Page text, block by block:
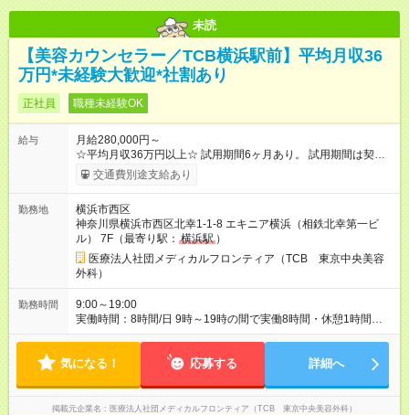
未読
【美容カウンセラー／TCB横浜駅前】平均月収36
万円*未経験大歓迎*社割あり
正社員 職種未経験OK
給与
月給280,000円～
☆平均月収36万円以上☆ 試用期間6ヶ月あり。 試用期間は契約
社員として、月給26万円となります。 ＜試用期間終了後＞ 月給
28万円+インセンティブ（平均8万円）+残業代等 ＝平均月収36
次昇給制度アリ】 年次昇給制度で毎年月給が上がっていくので
役職につかない場合でもしっかり昇給♪ 【試用期間】試用期間あ
り 試用期間の長さ：6ヶ月 ※ 雇用形態と給与に、本採用時と異
なる部分があります。 雇用形態：中途採用（契約社員） 給与：
月給 260,000円以上
交通費別途支給あり
勤務地
横浜市西区
神奈川県横浜市西区北幸1-1-8 エキニア横浜（相鉄北幸第一ビ
ル） 7F（最寄り駅： 横浜駅 ）
医療法人社団メディカルフロンティア（TCB 東京中央美容
外科）
勤務時間
9:00～19:00
実働時間：8時間/日 9時～19時の間で実働8時間・休憩1時間
【残業ほぼ無し！】 残業月平均3時間のため、ほぼ毎日定時で退
気になる！ 応募する 詳細へ
掲載元企業名 医療法人社団メディカルフロンティア（TCB 東京中央美容外科）